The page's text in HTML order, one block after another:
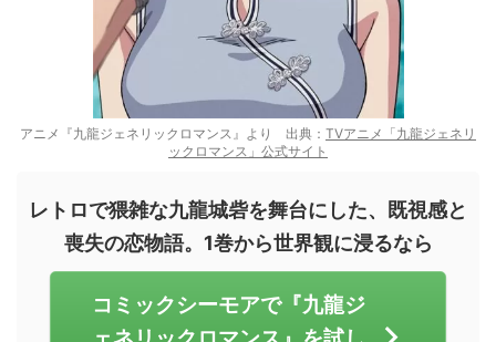
アニメ『九龍ジェネリックロマンス』より 出典： TVアニメ「九龍ジェネリ
ックロマンス」公式サイト
レトロで猥雑な九龍城砦を舞台にした、既視感と
喪失の恋物語。1巻から世界観に浸るなら
コミックシーモアで『九龍ジ